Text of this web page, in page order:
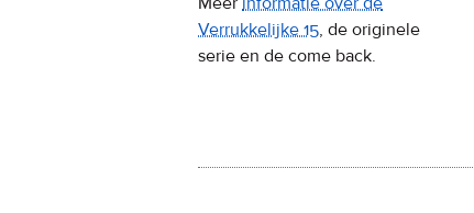
Verrukkelijke 15, de originele
serie en de come back.